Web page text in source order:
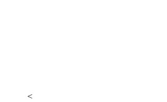
<